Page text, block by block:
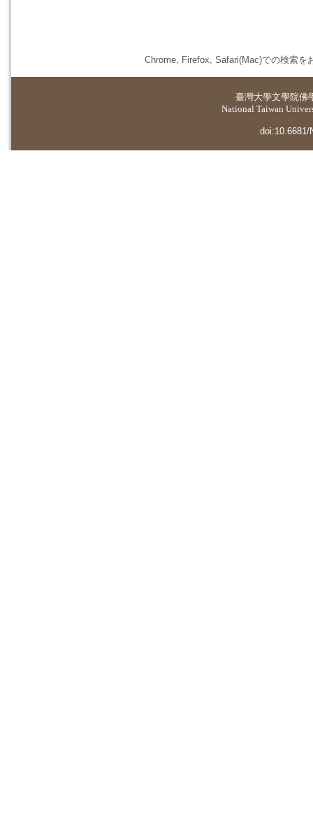
Chrome, Firefox, Safari(Mac)での検索を
臺灣大學文學院佛
National Taiwan
doi:10.6681/